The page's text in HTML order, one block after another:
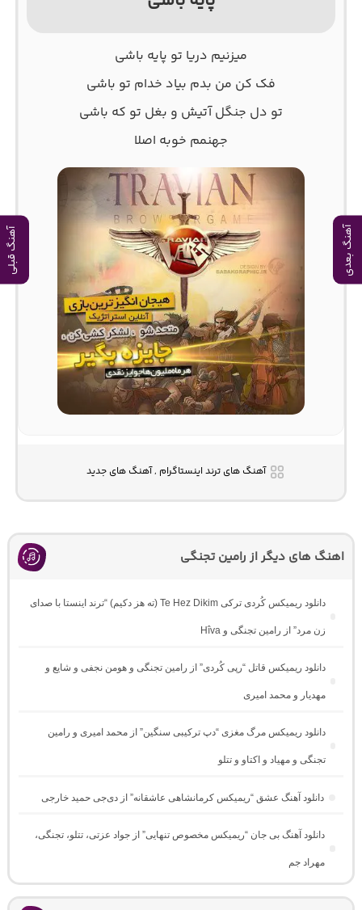
آهنگ بعدی آهنگ قبلی
میزنیم دریا تو پایه باشی
فک کن من بدم بیاد خدام تو باشی
تو دل جنگل آتیش و بغل تو که باشی
جهنمم خوبه اصلا
آهنگ های ترند اینستاگرام , آهنگ های جدید
اهنگ های دیگر از رامین تجنگی
دانلود ریمیکس کُردی ترکی Te Hez Dikim (ته هز دکیم) “ترند اینستا با صدای
زن مرد” از رامین تجنگی و Hîva
دانلود ریمیکس قاتل “رپی کُردی” از رامین تجنگی و هومن نجفی و شایع و
مهدیار و محمد امیری
دانلود ریمیکس مرگ مغزی “دپ ترکیبی سنگین” از محمد امیری و رامین
تجنگی و مهیاد و اکتاو و تتلو
دانلود آهنگ عشق “ریمیکس کرمانشاهی عاشقانه” از دی‌جی حمید خارجی
دانلود آهنگ بی جان “ریمیکس مخصوص تنهایی” از جواد عزتی، تتلو، تجنگی،
مهراد جم